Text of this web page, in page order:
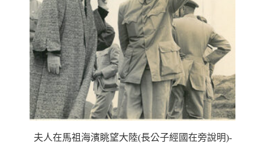
夫人在馬祖海濱眺望大陸(長公子經國在旁說明)-